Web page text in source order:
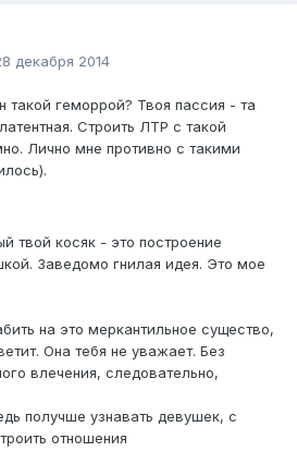
декабря 2014
такой геморрой? Твоя пассия - та
Строить ЛТР с такой
Лично мне противно с такими
твой косяк - это построение
Заведомо гнилая идея. Это мое
на это меркантильное существо,
Она тебя не уважает. Без
влечения, следовательно,
получше узнавать девушек, с
отношения